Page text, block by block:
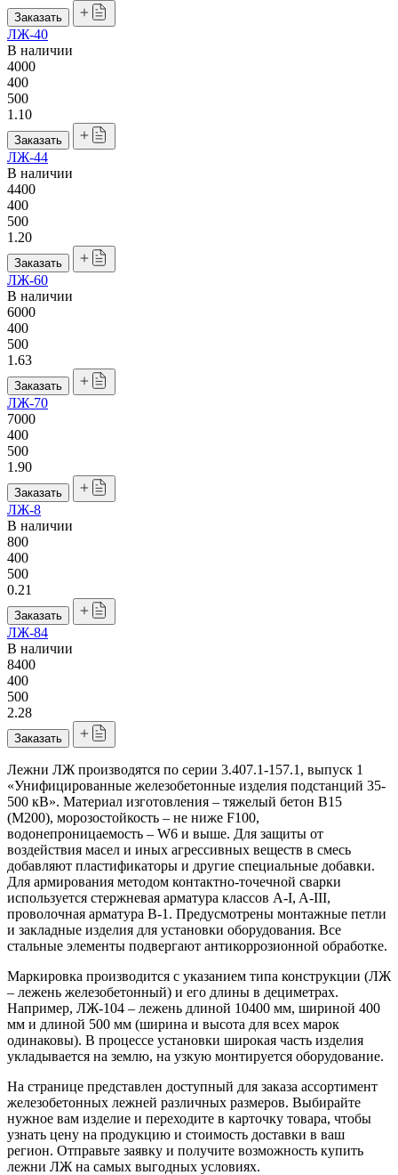
Заказать
ЛЖ-40
В наличии
4000
400
500
1.10
Заказать
ЛЖ-44
В наличии
4400
400
500
1.20
Заказать
ЛЖ-60
В наличии
6000
400
500
1.63
Заказать
ЛЖ-70
7000
400
500
1.90
Заказать
ЛЖ-8
В наличии
800
400
500
0.21
Заказать
ЛЖ-84
В наличии
8400
400
500
2.28
Заказать
Лежни ЛЖ производятся по серии 3.407.1-157.1, выпуск 1
«Унифицированные железобетонные изделия подстанций 35-
500 кВ». Материал изготовления – тяжелый бетон В15
(М200), морозостойкость – не ниже F100,
водонепроницаемость – W6 и выше. Для защиты от
воздействия масел и иных агрессивных веществ в смесь
добавляют пластификаторы и другие специальные добавки.
Для армирования методом контактно-точечной сварки
используется стержневая арматура классов A-I, A-III,
проволочная арматура В-1. Предусмотрены монтажные петли
и закладные изделия для установки оборудования. Все
стальные элементы подвергают антикоррозионной обработке.
Маркировка производится с указанием типа конструкции (ЛЖ
– лежень железобетонный) и его длины в дециметрах.
Например, ЛЖ-104 – лежень длиной 10400 мм, шириной 400
мм и длиной 500 мм (ширина и высота для всех марок
одинаковы). В процессе установки широкая часть изделия
укладывается на землю, на узкую монтируется оборудование.
На странице представлен доступный для заказа ассортимент
железобетонных лежней различных размеров. Выбирайте
нужное вам изделие и переходите в карточку товара, чтобы
узнать цену на продукцию и стоимость доставки в ваш
регион. Отправьте заявку и получите возможность купить
лежни ЛЖ на самых выгодных условиях.